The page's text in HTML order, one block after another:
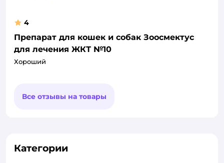
4
Препарат для кошек и собак Зоосмектус
для лечения ЖКТ №10
Хороший
Все отзывы на товары
Категории